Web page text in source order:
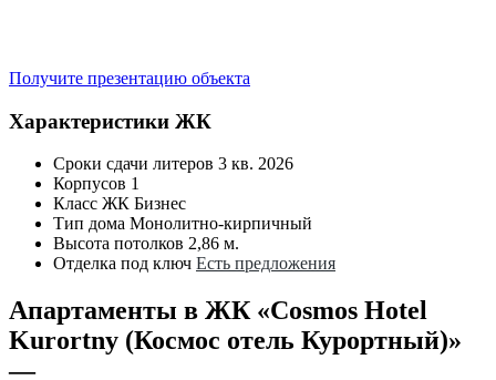
Получите презентацию объекта
Характеристики ЖК
Сроки сдачи литеров 3 кв. 2026
Корпусов 1
Класс ЖК Бизнес
Тип дома Монолитно-кирпичный
Высота потолков 2,86 м.
Отделка под ключ Есть предложения
Апартаменты в ЖК «Cosmos Hotel
Kurortny (Космос отель Курортный)»
—